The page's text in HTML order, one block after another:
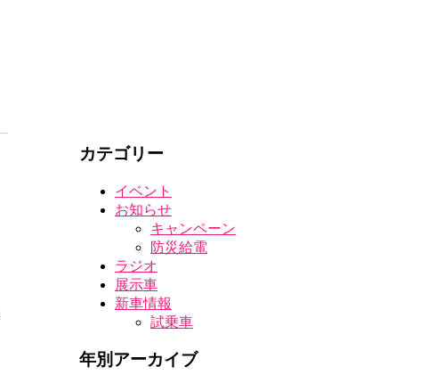
カテゴリー
イベント
お知らせ
キャンペーン
防災給電
ラジオ
展示車
新車情報
試乗車
年別アーカイブ